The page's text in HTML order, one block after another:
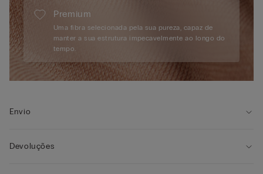
Premium
Uma fibra selecionada pela sua pureza, capaz de
manter a sua estrutura impecavelmente ao longo do
tempo.
Envio
Devoluções